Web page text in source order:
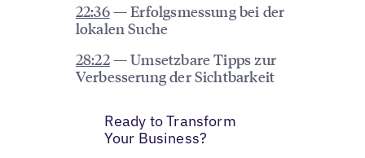
22:36— Erfolgsmessung bei der
lokalen Suche
28:22— Umsetzbare Tipps zur
Verbesserung der Sichtbarkeit
Ready to Transform
Your Business?